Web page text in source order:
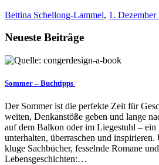
Bettina Schellong-Lammel, 1. Dezember
Neueste Beiträge
Sommer – Buchtipps
Der Sommer ist die perfekte Zeit für
weiten, Denkanstöße geben und lange
auf dem Balkon oder im Liegestuhl – ein
unterhalten, überraschen und
kluge Sachbücher, fesselnde Romane
Lebensgeschichten:…